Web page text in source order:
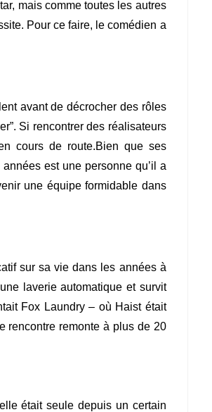
mais comme toutes les autres
Pour ce faire, le comédien a
avant de décrocher des rôles
Si rencontrer des réalisateurs
cours de route.Bien que ses
est une personne qu’il a
une équipe formidable dans
sur sa vie dans les années à
laverie automatique et survit
Fox Laundry – où Haist était
rencontre remonte à plus de 20
était seule depuis un certain